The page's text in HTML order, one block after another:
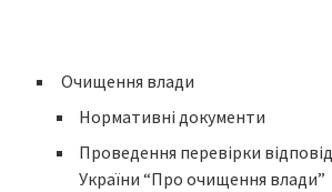
Очищення влади
Нормативні документи
Проведення перевірки
України “Про очищення влади”